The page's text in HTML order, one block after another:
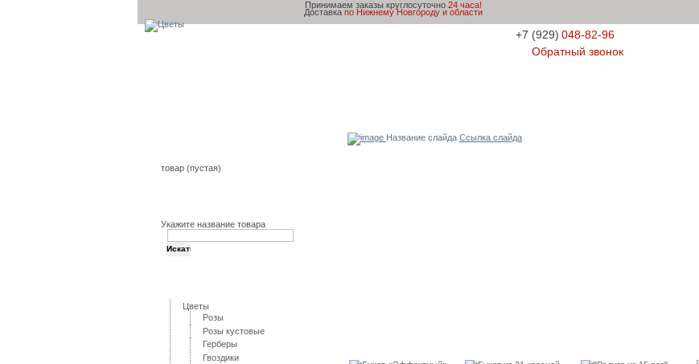
Принимаем заказы круглосуточно 24 часа!
Доставка по Нижнему Новгороду и области
+7 (929) 048-82-96
Обратный звонок
Название слайда Ссылка слайда
товар (пустая)
Укажите название товара
Цветы
Розы
Розы кустовые
Герберы
Гвоздики